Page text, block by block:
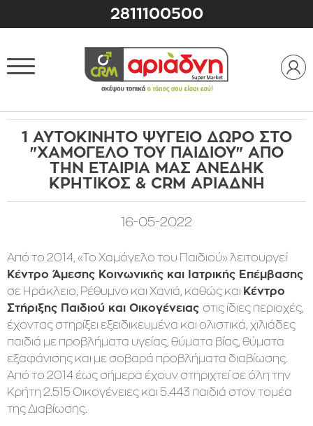
2811100500
1 ΑΥΤΟΚΙΝΗΤΟ ΨΥΓΕΙΟ ΔΩΡΟ ΣΤΟ
"ΧΑΜΟΓΕΛΟ ΤΟΥ ΠΑΙΔΙΟΥ" ΑΠΟ
ΤΗΝ ΕΤΑΙΡΙΑ ΜΑΣ ΑΝΕΔΗΚ
ΚΡΗΤΙΚΟΣ & CRM ΑΡΙΑΔΝΗ
16-05-2022
Από το 2014, «Το Χαμόγελο του Παιδιού» λειτουργεί
Κέντρο Άμεσης Κοινωνικής και Ιατρικής Επέμβασης
σε Ηράκλειο, Ρέθυμνο και Χανιά, καθώς και Κέντρο
Στήριξης Παιδιού και Οικογένειας στις ίδιες περιοχές,
έχοντας στηρίξει εξειδικευμένα και ολιστικά, χιλιάδες
παιδιά με προβλήματα υγείας, θύματα βίας, θύματα
εξαφάνισης και με σοβαρά προβλήματα διαβίωσης.
Από το 2014 έως σήμερα έχουν στηριχτεί σε όλη την
Κρήτη 2.515 Οικογένειες και 5.443 παιδιά στον τομέα
της Διαβίωσης.